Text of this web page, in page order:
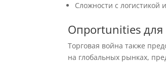
Сложности с
Опportunities для
Торговая война также
на глобальных рынках,